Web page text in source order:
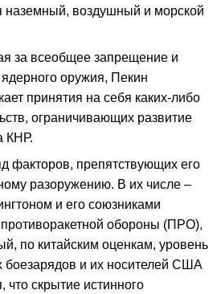
воздушный и морской
за всеобщее запрещение и
оружия, Пекин
принятия на себя каких-либо
ограничивающих развитие
КНР.
факторов, препятствующих его
разоружению. В их числе –
и его союзниками
обороны (ПРО),
по китайским оценкам, уровень
боезарядов и их носителей США
что скрытие истинного